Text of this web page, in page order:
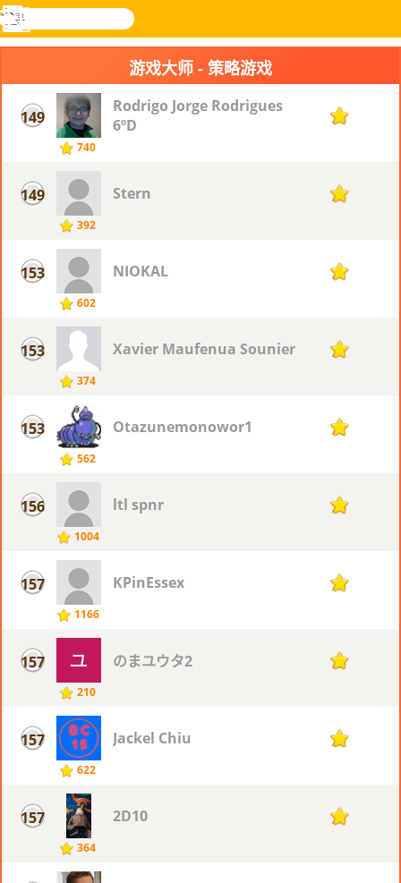
乐和游
搜
寻
登入
功
游戏大师 - 策略游戏
149
740
Rodrigo Jorge Rodrigues
6ºD
78
149
392
Stern 78
153
602
NIOKAL 77
153
374
Xavier Maufenua Sounier 77
153
562
Otazunemonowor1 77
156
1004
ltl spnr 76
157
1166
KPinEssex 75
157
210
のまユウタ2 75
157
622
Jackel Chiu 75
157
364
2D10 75